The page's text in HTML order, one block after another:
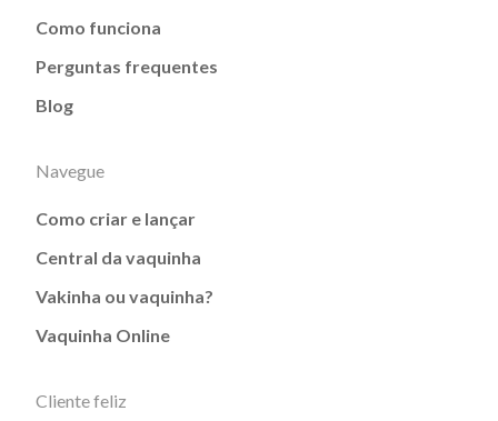
Como funciona
Perguntas frequentes
Blog
Navegue
Como criar e lançar
Central da vaquinha
Vakinha ou vaquinha?
Vaquinha Online
Cliente feliz